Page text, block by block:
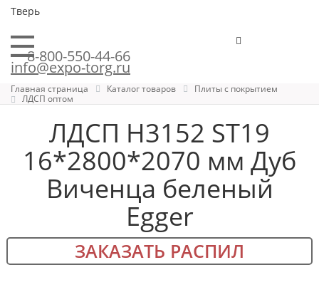
Тверь
8-800-550-44-66
info@expo-torg.ru
Главная страница Каталог товаров
Плиты с покрытием
ЛДСП оптом
ЛДСП H3152 ST19
16*2800*2070 мм Дуб
Виченца беленый
Egger
ЗАКАЗАТЬ РАСПИЛ